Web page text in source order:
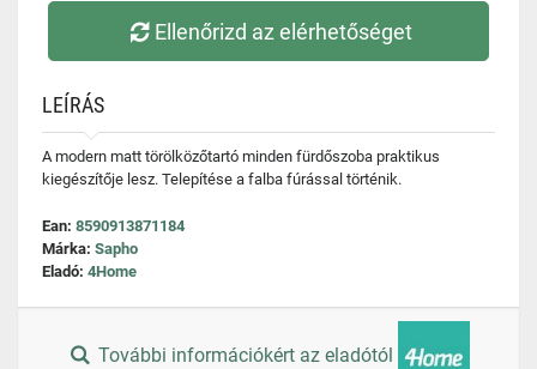
Ellenőrizd az elérhetőséget
LEÍRÁS
A modern matt törölközőtartó minden fürdőszoba praktikus
kiegészítője lesz. Telepítése a falba fúrással történik.
Ean: 8590913871184
Márka: Sapho
Eladó: 4Home
További információkért az eladótól